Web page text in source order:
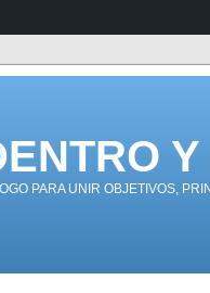
PARA UNIR OBJETIVOS,